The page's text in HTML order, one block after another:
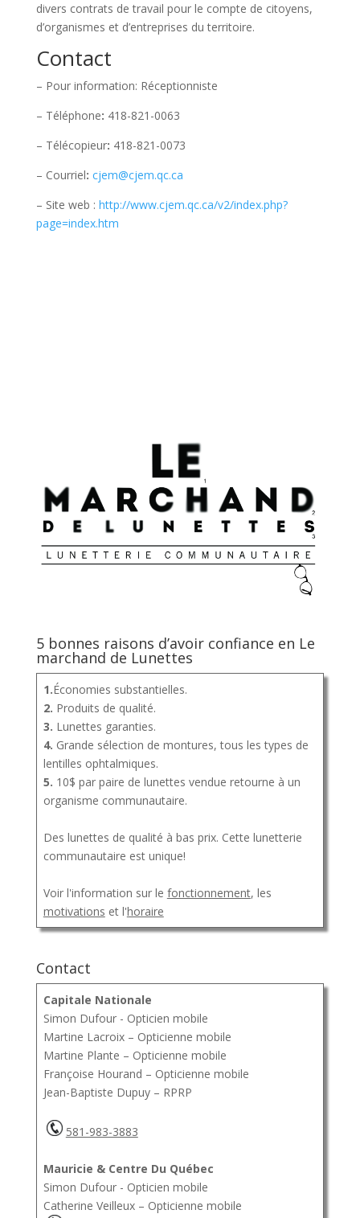
divers contrats de travail pour le compte de citoyens,
d’organismes et d’entreprises du territoire.
Contact
– Pour information: Réceptionniste
– Téléphone: 418-821-0063
– Télécopieur: 418-821-0073
– Courriel: cjem@cjem.qc.ca
– Site web : http://www.cjem.qc.ca/v2/index.php?
page=index.htm
5 bonnes raisons d’avoir confiance en Le
marchand de Lunettes
1.Économies substantielles.
2. Produits de qualité.
3. Lunettes garanties.
4. Grande sélection de montures, tous les types de
lentilles ophtalmiques.
5. 10$ par paire de lunettes vendue retourne à un
organisme communautaire.
Des lunettes de qualité à bas prix. Cette lunetterie
communautaire est unique!
Voir l'information sur le fonctionnement, les
motivations et l'horaire
Contact
Capitale Nationale
Simon Dufour - Opticien mobile
Martine Lacroix – Opticienne mobile
Martine Plante – Opticienne mobile
Françoise Hourand – Opticienne mobile
Jean-Baptiste Dupuy – RPRP
581-983-3883
Mauricie & Centre Du Québec
Simon Dufour - Opticien mobile
Catherine Veilleux – Opticienne mobile